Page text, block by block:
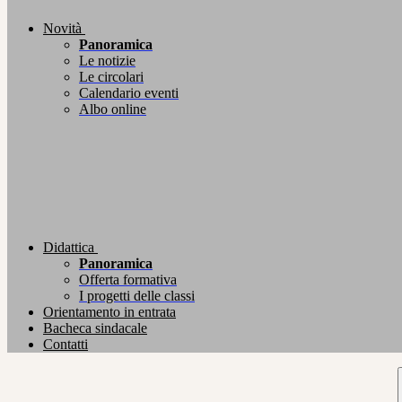
Novità
Panoramica
Le notizie
Le circolari
Calendario eventi
Albo online
Didattica
Panoramica
Offerta formativa
I progetti delle classi
Orientamento in entrata
Bacheca sindacale
Contatti